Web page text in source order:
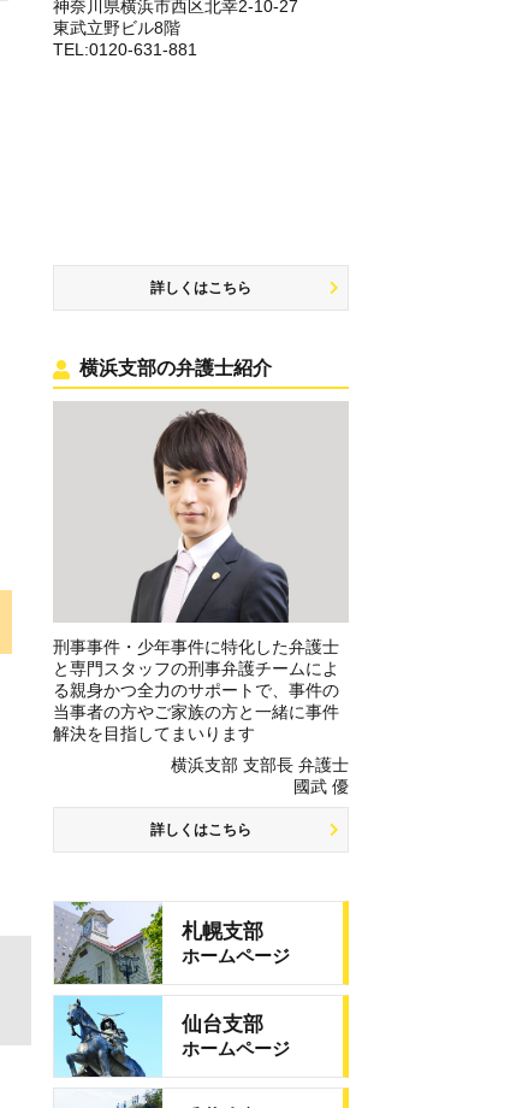
神奈川県横浜市西区北幸2-10-27
東武立野ビル8階
TEL:0120-631-881
詳しくはこちら
横浜支部の弁護士紹介
刑事事件・少年事件に特化した弁護士
と専門スタッフの刑事弁護チームによ
る親身かつ全力のサポートで、事件の
当事者の方やご家族の方と一緒に事件
解決を目指してまいります
横浜支部 支部長 弁護士
國武 優
詳しくはこちら
札幌支部
ホームページ
仙台支部
ホームページ